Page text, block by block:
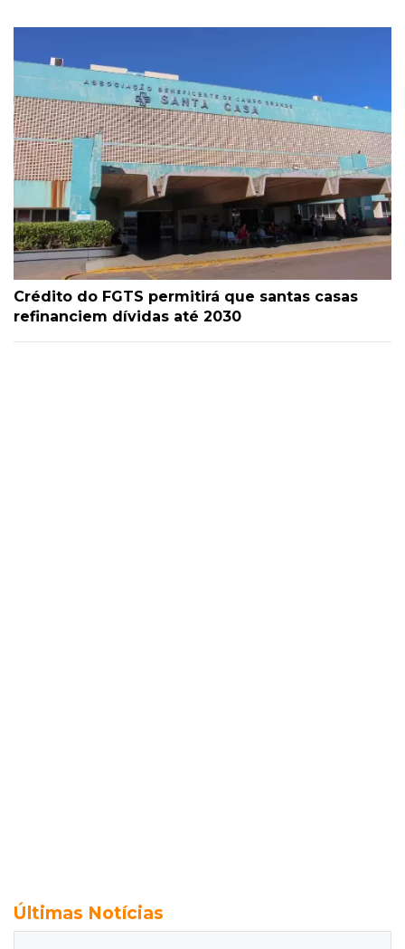
Crédito do FGTS permitirá que santas casas
refinanciem dívidas até 2030
Últimas Notícias